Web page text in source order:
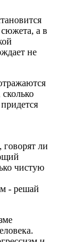
а в
не
говорят ли
чистую
- решай